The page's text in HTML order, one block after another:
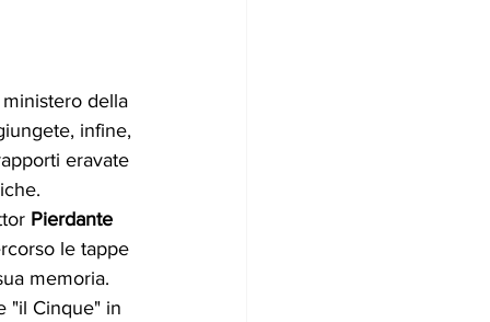
della
infine,
eravate
Pierdante
le tappe
memoria.
"il Cinque" in